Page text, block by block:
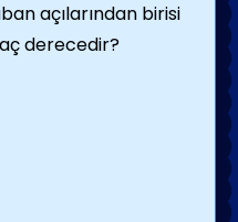
açılarından birisi
derecedir?